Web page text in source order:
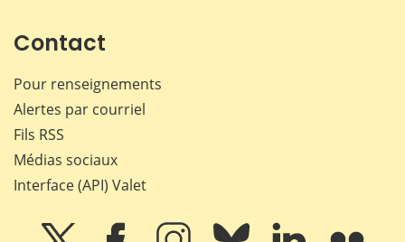
Contact
Pour renseignements
Alertes par courriel
Fils RSS
Médias sociaux
Interface (API) Valet